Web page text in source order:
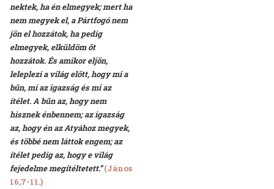
nektek, ha én elmegyek; mert ha
nem megyek el, a Pártfogó nem
jön el hozzátok, ha pedig
elmegyek, elküldöm őt
hozzátok. És amikor eljön,
leleplezi a világ előtt, hogy mi a
bűn, mi az igazság és mi az
ítélet. A bűn az, hogy nem
hisznek énbennem; az igazság
az, hogy én az Atyához megyek,
és többé nem láttok engem; az
ítélet pedig az, hogy e világ
fejedelme megítéltetett.” (János
16,7-11.)